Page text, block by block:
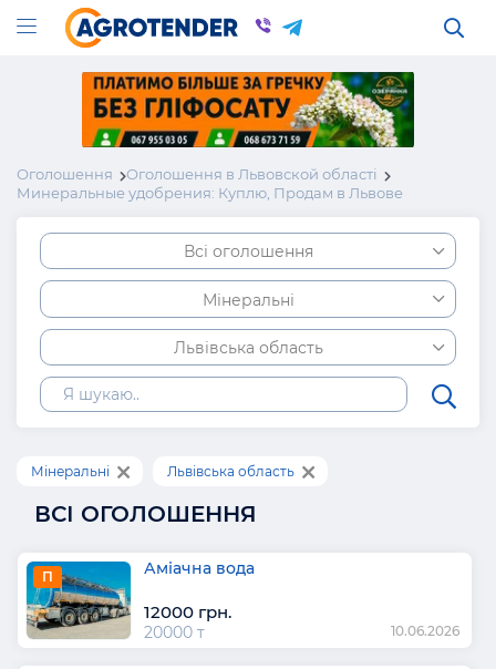
Оголошення
Оголошення в Львовской області
Минеральные удобрения: Куплю, Продам в Львове
Всі оголошення
Мінеральні
Львівська область
Мінеральні Львівська область
ВСІ ОГОЛОШЕННЯ
П Аміачна вода
12000 грн.
20000 т 10.06.2026